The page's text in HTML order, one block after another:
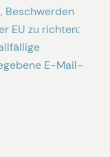
Beschwerden
EU zu richten:
E-Mail-